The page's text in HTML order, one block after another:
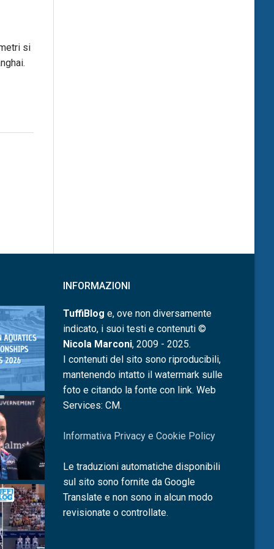
si
INFORMAZIONI
TuffiBlog e, ove non diversamente
indicato, i suoi testi e contenuti ©
Nicola Marconi, 2009 - 2025.
I contenuti del sito sono riproducibili,
mantenendo intatto il watermark sulle
foto e citando la fonte con link. Web
Services: CM.
Informativa Privacy e Cookie Policy
Le traduzioni automatiche disponibili
sul sito sono fornite da Google
Translate e non sono in alcun modo
revisionate o controllate.